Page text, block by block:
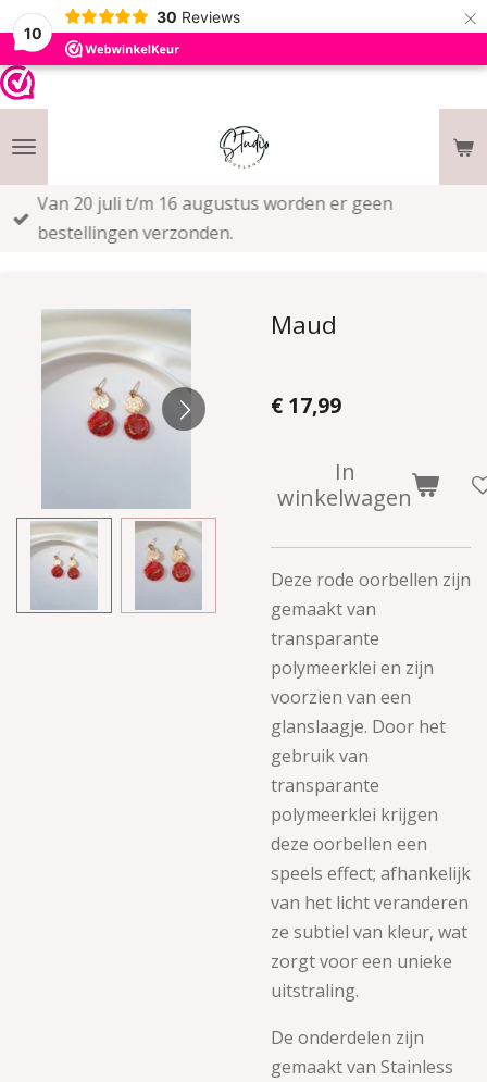
10
30 Reviews ×
Van 20 juli t/m 16 augustus worden er geen
bestellingen verzonden.
Maud
€ 17,99
In
winkelwagen
Deze rode oorbellen zijn
gemaakt van
transparante
polymeerklei en zijn
voorzien van een
glanslaagje. Door het
gebruik van
transparante
polymeerklei krijgen
deze oorbellen een
speels effect; afhankelijk
van het licht veranderen
ze subtiel van kleur, wat
zorgt voor een unieke
uitstraling.
De onderdelen zijn
gemaakt van Stainless